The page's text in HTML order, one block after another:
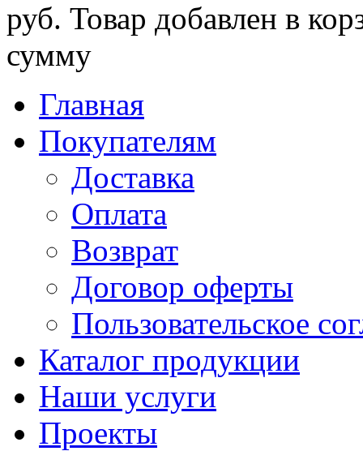
руб. Товар добавлен в
сумму
Главная
Покупателям
Доставка
Оплата
Возврат
Договор оферты
Пользовательское
Каталог продукции
Наши услуги
Проекты